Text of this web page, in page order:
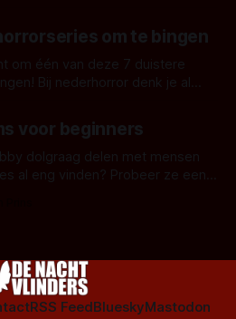
om te bingen
om één van deze 7 duistere
je al
Maar Nederlandse horror
een aantal Nederlandse tv-
series uit het duistere of horrorgenre. Als
voor beginners
dolgraag delen met mensen
al eng vinden? Probeer ze eens
RSS FeedBlueskyMastodon